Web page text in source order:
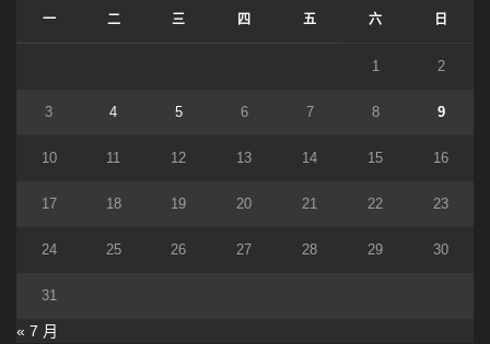
一 二 三 四 五 六 日
1 2
3 4 5 6 7 8 9
10 11 12 13 14 15 16
17 18 19 20 21 22 23
24 25 26 27 28 29 30
31
« 7 月